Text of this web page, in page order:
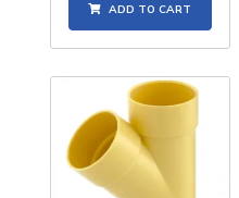
ADD TO CART